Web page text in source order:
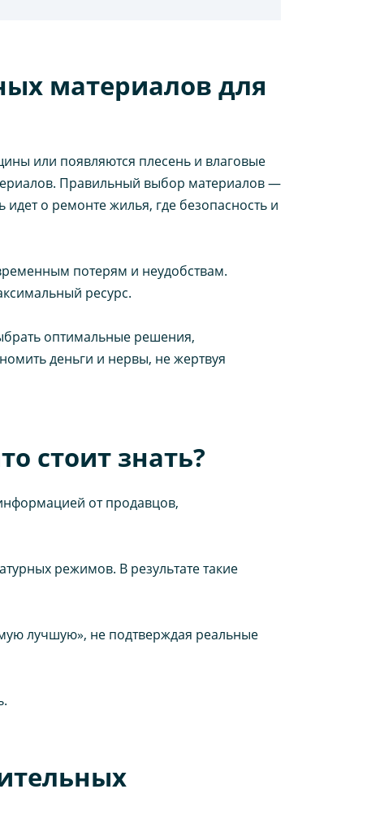
материалов для
или появляются плесень и влаговые
Правильный выбор материалов —
о ремонте жилья, где безопасность и
потерям и неудобствам.
ресурс.
оптимальные решения,
деньги и нервы, не жертвуя
стоит знать?
от продавцов,
режимов. В результате такие
лучшую», не подтверждая реальные